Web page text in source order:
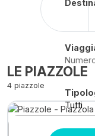
Tutti
LE PIAZZOLE
4 piazzole